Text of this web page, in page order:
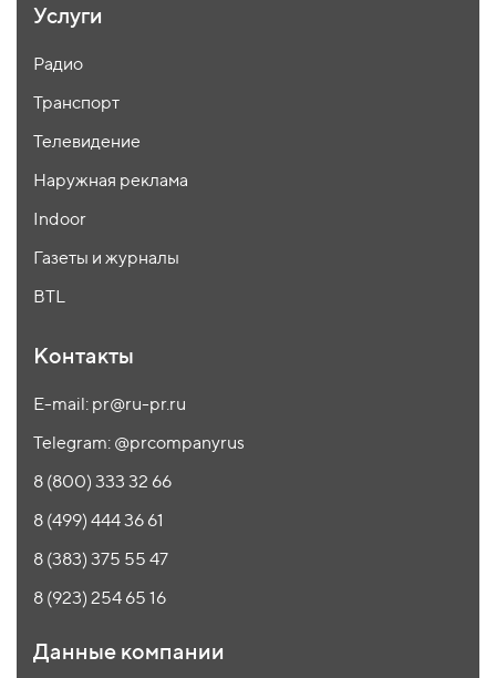
Услуги
Радио
Транспорт
Телевидение
Наружная реклама
Indoor
Газеты и журналы
BTL
Контакты
E-mail: pr@ru-pr.ru
Telegram: @prcompanyrus
8 (800) 333 32 66
8 (499) 444 36 61
8 (383) 375 55 47
8 (923) 254 65 16
Данные компании